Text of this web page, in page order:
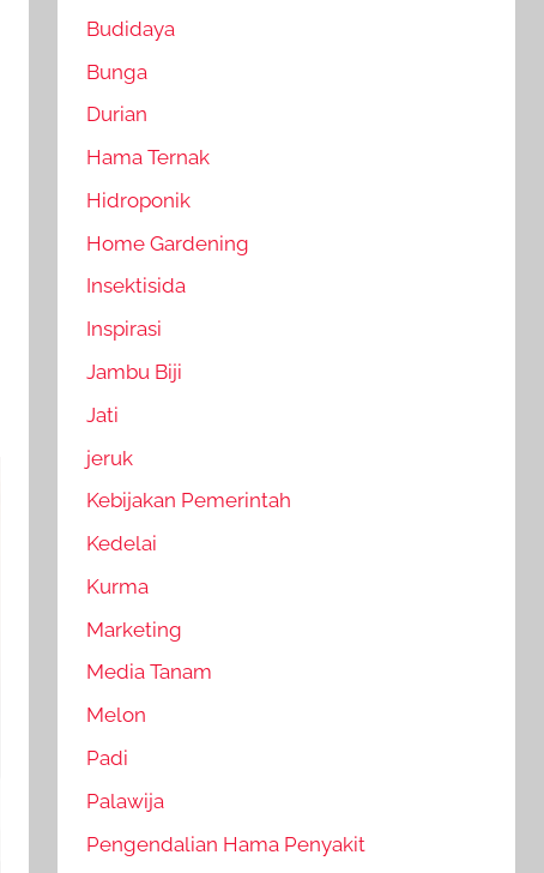
Budidaya
Bunga
Durian
Hama Ternak
Hidroponik
Home Gardening
Insektisida
Inspirasi
Jambu Biji
Jati
jeruk
Kebijakan Pemerintah
Kedelai
Kurma
Marketing
Media Tanam
Melon
Padi
Palawija
Pengendalian Hama Penyakit